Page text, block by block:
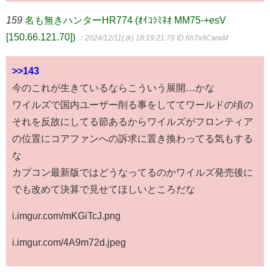
159 名も無きハンターHR774 (ｵｲｺﾗﾐﾈｵ MM75-+esV
[150.66.121.70])
：2024/12/11(水) 18:19:21.79 ID:6h7x9CwwM
>>143
今のこれが生きているならこういう展開…かな
ワイルズで国内ユーザー削る事をしててワールドの頃の
それを反故にしてる節あるからワイルズがフロンティア
の位置にコアファンへの訴求に置き換わってる気もする
な
カプコン最新版ではどうなってるのかワイルズ発売後に
でも改めて決算で見せてほしいところだな
i.imgur.com/mKGiTcJ.png
i.imgur.com/4A9m72d.jpeg